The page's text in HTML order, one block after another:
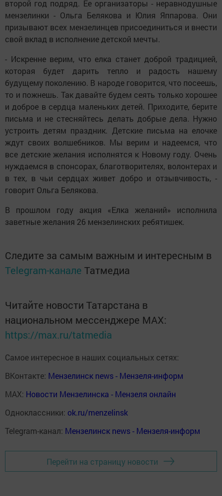
второй год подряд. Ее организаторы - неравнодушные
мензелинки - Ольга Белякова и Юлия Яппарова. Они
призывают всех мензелинцев присоединиться и внести
свой вклад в исполнение детской мечты.
- Искренне верим, что елка станет доброй традицией,
которая будет дарить тепло и радость нашему
будущему поколению. В народе говорится, что посеешь,
то и пожнешь. Так давайте будем сеять только хорошее
и доброе в сердца маленьких детей. Приходите, берите
письма и не стесняйтесь делать добрые дела. Нужно
устроить детям праздник. Детские письма на елочке
ждут своих волшебников. Мы верим и надеемся, что
все детские желания исполнятся к Новому году. Очень
нуждаемся в спонсорах, благотворителях, волонтерах и
в тех, в чьи сердцах живет добро и отзывчивость, -
говорит Ольга Белякова.
В прошлом году акция «Елка желаний» исполнила
заветные желания 26 мензелинских ребятишек.
Следите за самым важным и интересным в
Telegram-канале Татмедиа
Читайте новости Татарстана в
национальном мессенджере MАХ:
https://max.ru/tatmedia
Самое интересное в наших социальных сетях:
ВКонтакте: Мензелинск news - Мензеля-информ
MAX: Новости Мензелинска - Мензеля онлайн
Одноклассники: ok.ru/menzelinsk
Telegram-канал: Мензелинск news - Мензеля-информ
Перейти на страницу новости